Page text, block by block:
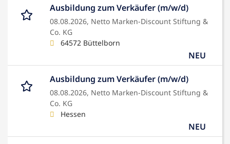
Ausbildung zum Verkäufer (m/w/d)
08.08.2026, Netto Marken-Discount Stiftung &
Co. KG
64572 Büttelborn
NEU
Ausbildung zum Verkäufer (m/w/d)
08.08.2026, Netto Marken-Discount Stiftung &
Co. KG
Hessen
NEU